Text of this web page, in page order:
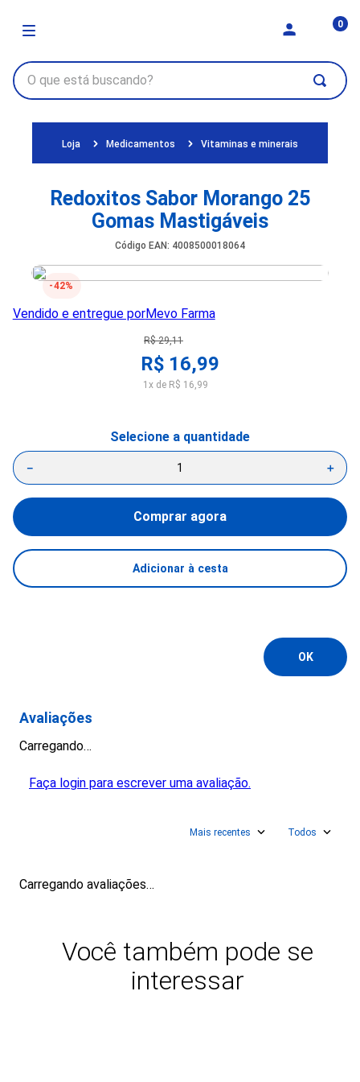
0
Medicamentos Vitaminas e minerais
Redoxitos Sabor Morango 25
Gomas Mastigáveis
Código EAN: 4008500018064
42%
Vendido e entregue porMevo Farma
1 x de R$ 16,99
R$ 16,99
R$ 29,11
＋
－
Comprar agora
Adicionar à cesta
Avaliações
Carregando…
Faça login para escrever uma avaliação.
Mais recentes Todos
Carregando avaliações…
Você também pode se
interessar